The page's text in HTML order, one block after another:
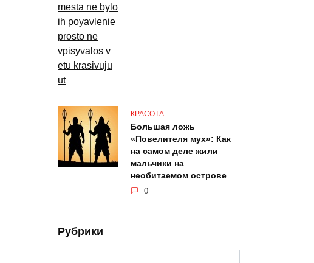
КРАСОТА
Большая ложь
«Повелителя мух»: Как
на самом деле жили
мальчики на
необитаемом острове
0
Рубрики